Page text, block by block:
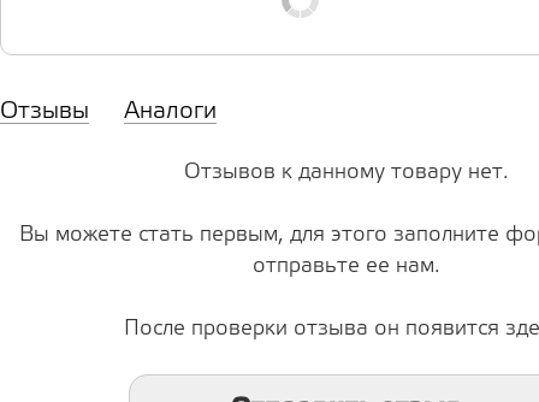
Отзывы Аналоги
Отзывов к данному товару нет.
Вы можете стать первым, для этого заполните
отправьте ее нам.
После проверки отзыва он появится